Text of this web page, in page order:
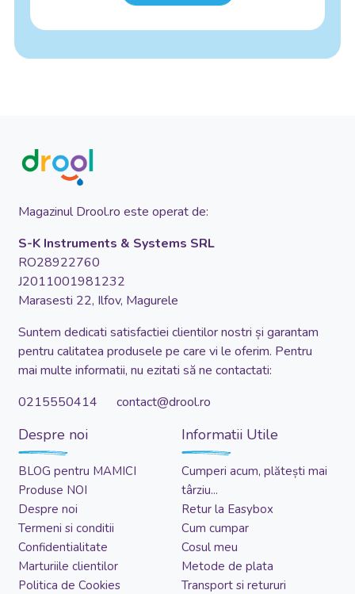
Magazinul Drool.ro este operat de:
S-K Instruments & Systems SRL
RO28922760
J2011001981232
Marasesti 22, Ilfov, Magurele
Suntem dedicati satisfactiei clientilor nostri și garantam
pentru calitatea produsele pe care vi le oferim. Pentru
mai multe informatii, nu ezitati să ne contactati:
0215550414 contact@drool.ro
Despre noi
BLOG pentru MAMICI
Produse NOI
Despre noi
Termeni si conditii
Confidentialitate
Marturiile clientilor
Politica de Cookies
Informatii Utile
Cumperi acum, plătești mai
târziu...
Retur la Easybox
Cum cumpar
Cosul meu
Metode de plata
Transport si retururi